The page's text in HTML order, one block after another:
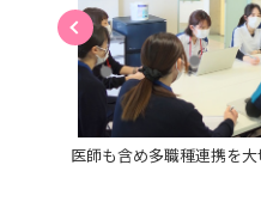
医師も含め多職種連携を大